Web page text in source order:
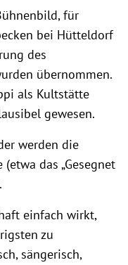
für
bei Hütteldorf
des
übernommen.
als Kultstätte
gewesen.
werden die
das „Gesegnet
einfach wirkt,
zu
sängerisch,